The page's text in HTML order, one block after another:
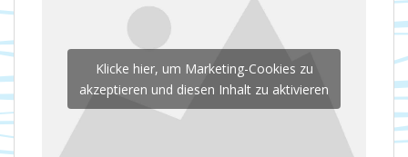
Klicke hier, um Marketing-Cookies zu
akzeptieren und diesen Inhalt zu aktivieren